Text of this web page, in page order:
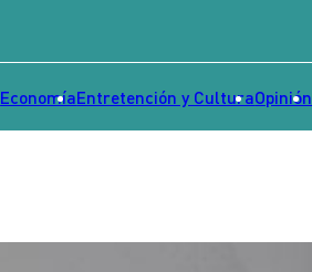
EconomíaEntretención y CulturaOpinión